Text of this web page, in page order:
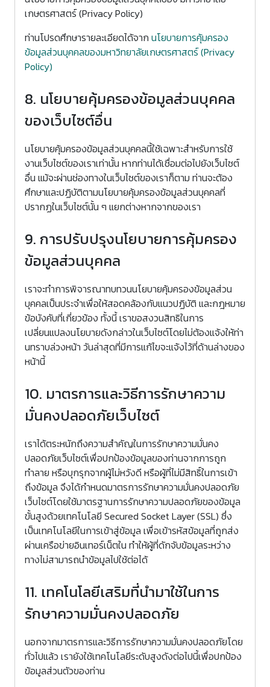
เกษตรศาสตร์ (Privacy Policy)
ท่านโปรดศึกษารายละเอียดได้จาก นโยบายการคุ้มครอง
ข้อมูลส่วนบุคคลของมหาวิทยาลัยเกษตรศาสตร์ (Privacy
Policy)
8. นโยบายคุ้มครองข้อมูลส่วนบุคคล
ของเว็บไซต์อื่น
นโยบายคุ้มครองข้อมูลส่วนบุคคลนี้ใช้เฉพาะสำหรับการใช้
งานเว็บไซต์ของเราเท่านั้น หากท่านได้เชื่อมต่อไปยังเว็บไซต์
อื่น แม้จะผ่านช่องทางในเว็บไซต์ของเราก็ตาม ท่านจะต้อง
ศึกษาและปฏิบัติตามนโยบายคุ้มครองข้อมูลส่วนบุคคลที่
ปรากฏในเว็บไซต์นั้น ๆ แยกต่างหากจากของเรา
9. การปรับปรุงนโยบายการคุ้มครอง
ข้อมูลส่วนบุคคล
เราจะทำการพิจารณาทบทวนนโยบายคุ้มครองข้อมูลส่วน
บุคคลเป็นประจำเพื่อให้สอดคล้องกับแนวปฏิบัติ และกฎหมาย
ข้อบังคับที่เกี่ยวข้อง ทั้งนี้ เราขอสงวนสิทธิในการ
เปลี่ยนแปลงนโยบายดังกล่าวในเว็บไซต์โดยไม่ต้องแจ้งให้ท่า
นทราบล่วงหน้า วันล่าสุดที่มีการแก้ไขจะแจ้งไว้ที่ด้านล่างของ
หน้านี้
10. มาตรการและวิธีการรักษาความ
มั่นคงปลอดภัยเว็บไซต์
เราได้ตระหนักถึงความสำคัญในการรักษาความมั่นคง
ปลอดภัยเว็บไซต์เพื่อปกป้องข้อมูลของท่านจากการถูก
ทำลาย หรือบุกรุกจากผู้ไม่หวังดี หรือผู้ที่ไม่มีสิทธิ์ในการเข้า
ถึงข้อมูล จึงได้กำหนดมาตรการรักษาความมั่นคงปลอดภัย
เว็บไซต์โดยใช้มาตรฐานการรักษาความปลอดภัยของข้อมูล
ขั้นสูงด้วยเทคโนโลยี Secured Socket Layer (SSL) ซึ่ง
เป็นเทคโนโลยีในการเข้าสู่ข้อมูล เพื่อเข้ารหัสข้อมูลที่ถูกส่ง
ผ่านเครือข่ายอินเทอร์เน็ตใน ทำให้ผู้ที่ดักจับข้อมูลระหว่าง
ทางไม่สามารถนำข้อมูลไปใช้ต่อได้
11. เทคโนโลยีเสริมที่นำมาใช้ในการ
รักษาความมั่นคงปลอดภัย
นอกจากมาตรการและวิธีการรักษาความมั่นคงปลอดภัยโดย
ทั่วไปแล้ว เรายังใช้เทคโนโลยีระดับสูงดังต่อไปนี้เพื่อปกป้อง
ข้อมูลส่วนตัวของท่าน